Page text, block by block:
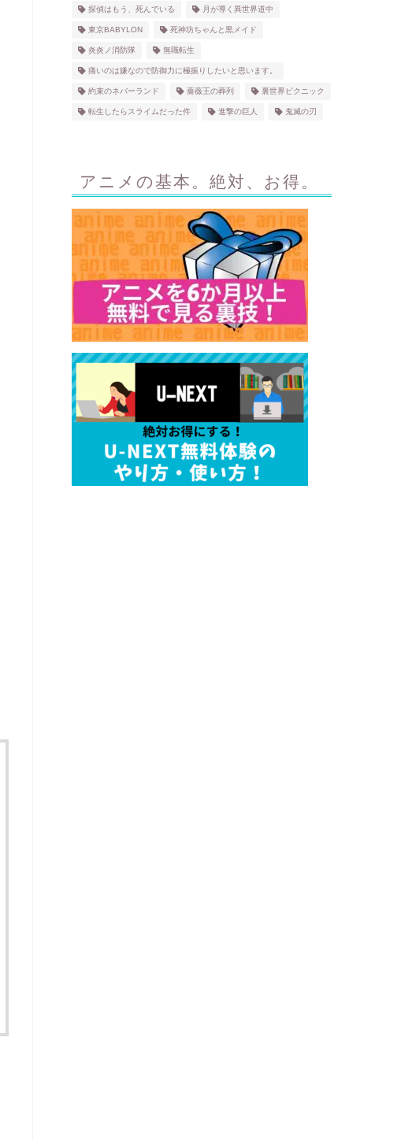
探偵はもう、死んでいる 月が導く異世界道中
東京BABYLON 死神坊ちゃんと黒メイド
炎炎ノ消防隊 無職転生
痛いのは嫌なので防御力に極振りしたいと思います。
約束のネバーランド 薔薇王の葬列 裏世界ピクニック
転生したらスライムだった件 進撃の巨人 鬼滅の刃
アニメの基本。絶対、お得。